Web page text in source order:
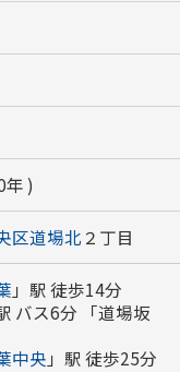
年 )
区道場北 ２丁目
」駅 徒歩14分
バス6分 「道場坂
中央 」駅 徒歩25分